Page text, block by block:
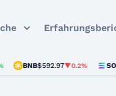
BNB$592.97▼0.2% SOL